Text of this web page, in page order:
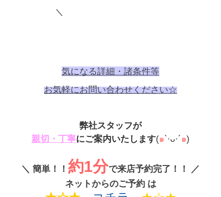
＼
気になる詳細・諸条件等
お気軽にお問い合わせください☆
弊社スタッフが
親切・丁寧にご案内いたします(๑`·ᴗ·´ ๑)
＼ 簡単！！ 約1分で来店予約完了！！
／
ネットからのご予約 は